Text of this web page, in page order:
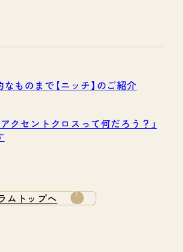
ものまで【ニッチ】のご紹介
クセントクロスって何だろう？」
ムトップへ